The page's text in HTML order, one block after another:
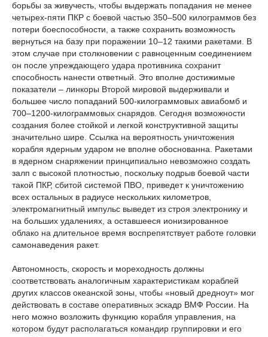
борьбы за живучесть, чтобы выдержать попадания не менее
четырех-пяти ПКР с боевой частью 350–500 килограммов без
потери боеспособности, а также сохранить возможность
вернуться на базу при поражении 10–12 такими ракетами. В
этом случае при столкновении с равноценным соединением
он после упреждающего удара противника сохранит
способность нанести ответный. Это вполне достижимые
показатели – линкоры Второй мировой выдерживали и
большее число попаданий 500-килограммовых авиабомб и
700–1200-килограммовых снарядов. Сегодня возможности
создания более стойкой и легкой конструктивной защиты
значительно шире. Ссылка на вероятность уничтожения
корабля ядерным ударом не вполне обоснованна. Ракетами
в ядерном снаряжении принципиально невозможно создать
залп с высокой плотностью, поскольку подрыв боевой части
такой ПКР, сбитой системой ПВО, приведет к уничтожению
всех остальных в радиусе нескольких километров,
электромагнитный импульс выведет из строя электронику и
на больших удалениях, а оставшееся ионизированное
облако на длительное время воспрепятствует работе головки
самонаведения ракет.
Автономность, скорость и мореходность должны
соответствовать аналогичным характеристикам кораблей
других классов океанской зоны, чтобы «новый дредноут» мог
действовать в составе оперативных эскадр ВМФ России. На
него можно возложить функцию корабля управления, на
котором будут располагаться командир группировки и его